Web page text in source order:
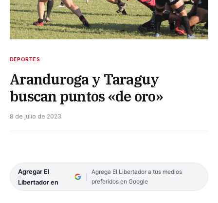
DEPORTES
Aranduroga y Taraguy
buscan puntos «de oro»
8 de julio de 2023
Agregar El
Libertador en
Agrega El Libertador a tus medios
preferidos en Google